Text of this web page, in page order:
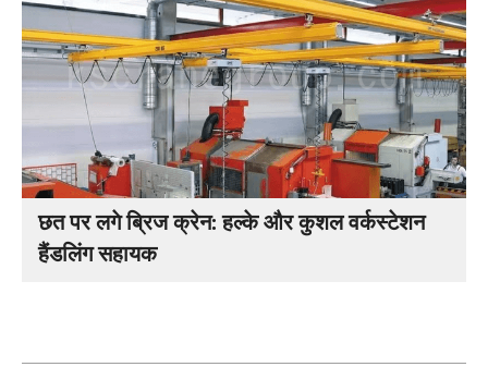
छत पर लगे ब्रिज क्रेन: हल्के और कुशल वर्कस्टेशन
हैंडलिंग सहायक